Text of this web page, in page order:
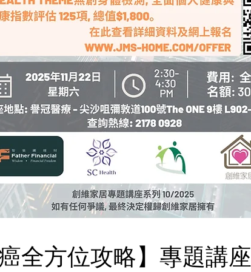
全方位攻略】專題講座